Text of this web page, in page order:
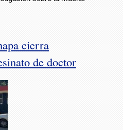
cierra
de doctor